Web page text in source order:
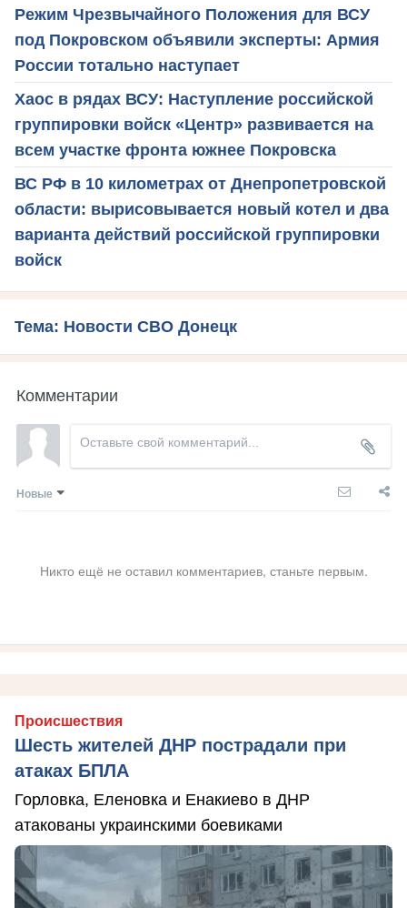
Режим Чрезвычайного Положения для ВСУ
под Покровском объявили эксперты: Армия
России тотально наступает
Хаос в рядах ВСУ: Наступление российской
группировки войск «Центр» развивается на
всем участке фронта южнее Покровска
ВС РФ в 10 километрах от Днепропетровской
области: вырисовывается новый котел и два
варианта действий российской группировки
войск
Тема: Новости СВО Донецк
Комментарии
Новые
Никто ещё не оставил комментариев, станьте первым.
Происшествия
Шесть жителей ДНР пострадали при
атаках БПЛА
Горловка, Еленовка и Енакиево в ДНР
атакованы украинскими боевиками